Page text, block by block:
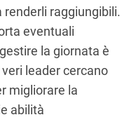
raggiungibili.
eventuali
la giornata è
leader cercano
migliorare la
abilità